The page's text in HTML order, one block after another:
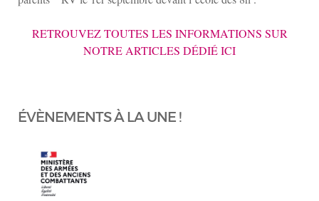
RETROUVEZ TOUTES LES INFORMATIONS SUR
NOTRE ARTICLES DÉDIÉ ICI
ÉVÈNEMENTS À LA UNE !